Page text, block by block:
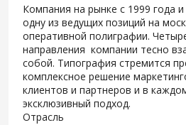
Компания на рынке с 1999 года
одну из ведущих позиций на
оперативной полиграфии.
направления компании тесно
собой. Типография стремится
комплексное решение
клиентов и партнеров и в
эксклюзивный подход.
Отрасль